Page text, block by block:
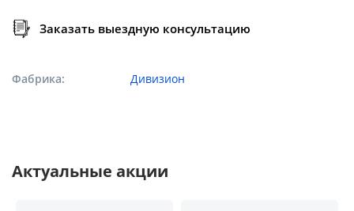
Заказать выездную консультацию
Фабрика Дивизион
Актуальные акции